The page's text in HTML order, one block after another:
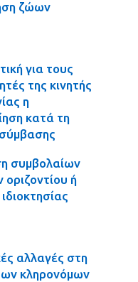
ζώων
για τους
της κινητής
η
κατά τη
συμβολαίων
οριζοντίου ή
αλλαγές στη
κληρονόμων